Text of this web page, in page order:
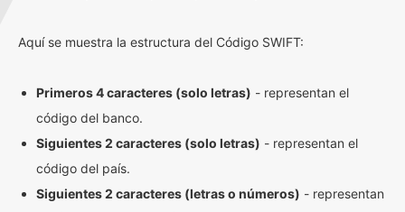
Aquí se muestra la estructura del Código SWIFT:
Primeros 4 caracteres (solo letras) - representan el
código del banco.
Siguientes 2 caracteres (solo letras) - representan el
código del país.
Siguientes 2 caracteres (letras o números) - representan